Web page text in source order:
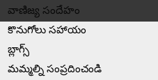
వాణిజ్య సందేహం
కొనుగోలు సహాయం
బ్లాగ్స్
మమ్మల్ని సంప్రదించండి